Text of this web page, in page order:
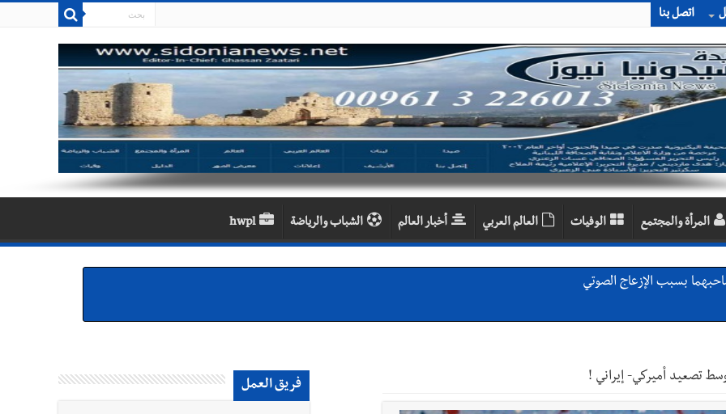
اتصل بنا
المرأة والمجتمع الوفيات العالم العربي أخبار العالم الشباب والرياضة hwpl
بسبب الإزعاج الصوتي
التشاوري الأول للمرصد الحضري
وسط تصعيد أميركي- إيراني ! فريق العمل